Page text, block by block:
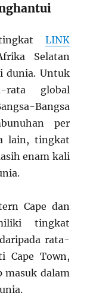
LINK
Selatan
dunia. Untuk
rata global
Bangsa
per
lain, tingkat
enam kali
Cape dan
tingkat
rata-
Cape Town,
masuk dalam